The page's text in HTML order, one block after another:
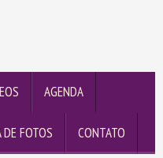
AGENDA
DE FOTOS CONTATO